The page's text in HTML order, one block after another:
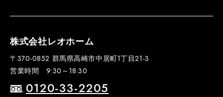
株式会社レオホーム
〒370-0852 群馬県高崎市中居町1丁目21-3
営業時間 9:30～18:30
0120-33-2205